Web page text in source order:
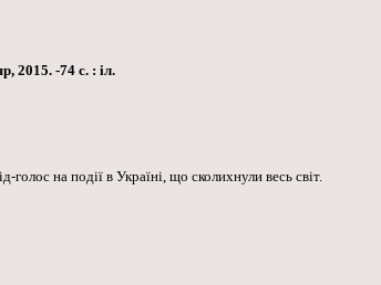
2015. -74 с. : іл.
на події в Україні, що сколихнули весь світ.